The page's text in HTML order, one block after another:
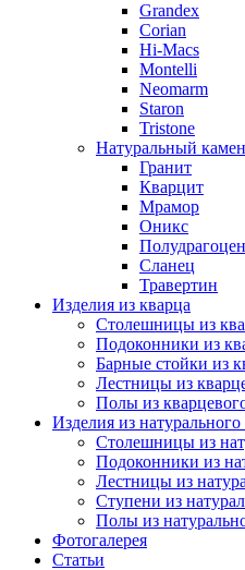
Grandex
Corian
Hi-Macs
Montelli
Neomarm
Staron
Tristone
Натуральный
Гранит
Кварцит
Мрамор
Оникс
Сланец
Травертин
Изделия из кварца
Столешницы из
Подоконники из
Барные стойки из
Лестницы из
Полы из
Изделия из
Столешницы из
Подоконники из
Лестницы из
Ступени из
Полы из
Фотогалерея
Статьи